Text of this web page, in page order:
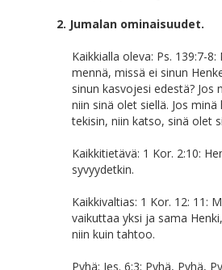
2. Jumalan ominaisuudet.
Kaikkialla oleva: Ps. 139:7-
mennä, missä ei sinun
sinun kasvojesi edestä? Jos
niin sinä olet siellä. Jos
tekisin, niin katso, sinä olet
Kaikkitietävä: 1 Kor. 2:10:
syvyydetkin.
Kaikkivaltias: 1 Kor. 12: 11:
vaikuttaa yksi ja sama
niin kuin tahtoo.
Pyhä: Jes. 6:3: Pyhä, Pyhä,